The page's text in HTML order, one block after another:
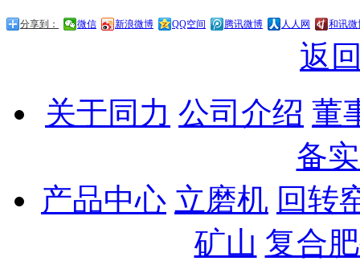
分享到： 微信 新浪微博 QQ空间 腾讯微博 人人网 和讯微
返
关于同力 公司介绍 董
备
产品中心 立磨机 回转
矿山 复合